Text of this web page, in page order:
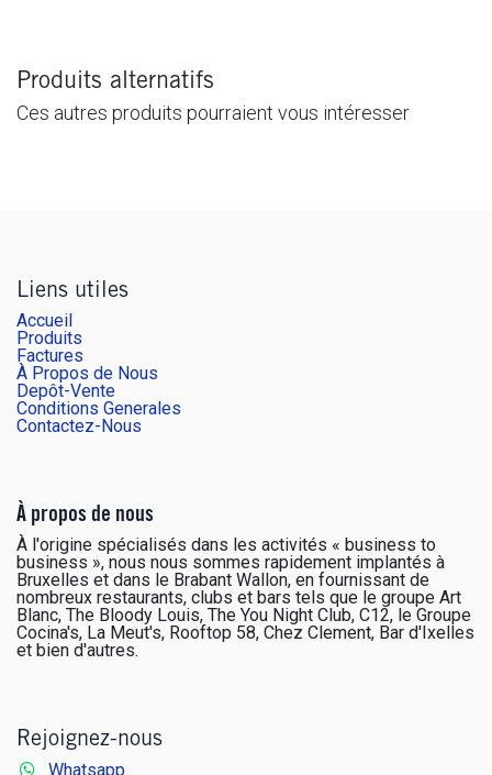
Produits alternatifs
Ces autres produits pourraient vous intéresser
Liens utiles
Accueil
Produits
Factures
À Propos de Nous
Depôt-Vente
Conditions Generales
Contactez-Nous
À propos de nous
À l'origine spécialisés dans les activités « business to
business », nous nous sommes rapidement implantés à
Bruxelles et dans le Brabant Wallon, en fournissant de
nombreux restaurants, clubs et bars tels que le groupe Art
Blanc, The Bloody Louis, The You Night Club, C12, le Groupe
Cocina's, La Meut's, Rooftop 58, Chez Clement, Bar d'Ixelles
et bien d'autres.
Rejoignez-nous
Whatsapp